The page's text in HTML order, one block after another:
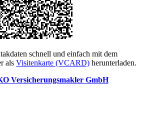
schnell und einfach mit dem
als Visitenkarte (VCARD) herunterladen.
Versicherungsmakler GmbH